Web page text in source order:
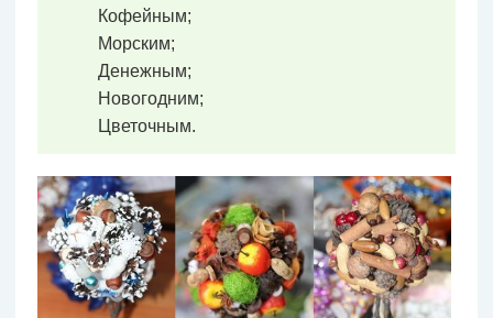
Кофейным;
Морским;
Денежным;
Новогодним;
Цветочным.